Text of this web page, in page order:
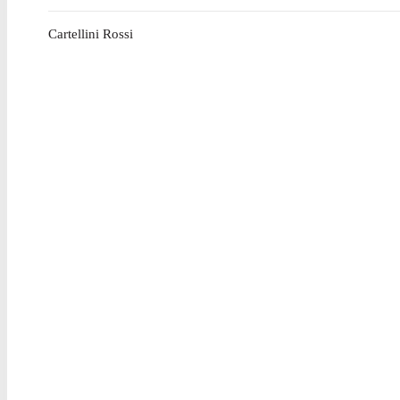
Cartellini Rossi